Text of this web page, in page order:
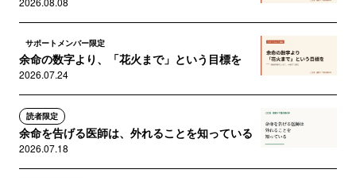
サポートメンバー限定
余命の数字より、「花火まで」という目標を
2026.07.24
読者限定
余命を告げる医師は、外れることを知っている
2026.07.18